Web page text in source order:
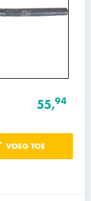
55,94
VOEG TOE